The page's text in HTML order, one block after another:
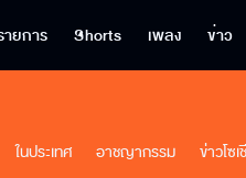
ายการ Shorts เพลง ข่าว
ในประเทศ อาชญากรรม ข่าวโซ